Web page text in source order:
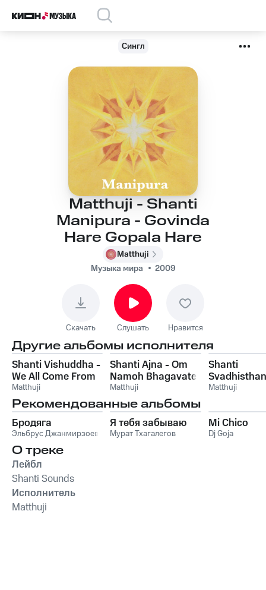
Сингл
Matthuji - Shanti
Manipura - Govinda
Hare Gopala Hare
Matthuji
Музыка мира
2009
Скачать Слушать Нравится
Другие альбомы исполнителя
Shanti Vishuddha -
We All Come From
The Godess
Matthuji
Shanti Ajna - Om
Namoh Bhagavate
Vasudevaya
Matthuji
Shanti
Namoh
Matthuji
Рекомендованные альбомы
Бродяга
Эльбрус Джанмирзоев
Я тебя забываю
Мурат Тхагалегов
Mi Chico
Dj Goja
О треке
Лейбл
Shanti Sounds
Исполнитель
Matthuji